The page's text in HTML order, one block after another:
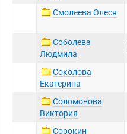
Смолеева Олеся
Соболева
Людмила
Соколова
Екатерина
Соломонова
Виктория
Сорокин